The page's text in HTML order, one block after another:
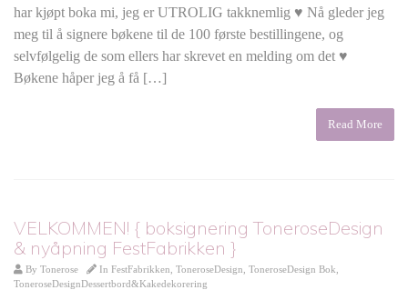
har kjøpt boka mi, jeg er UTROLIG takknemlig ♥ Nå gleder jeg
meg til å signere bøkene til de 100 første bestillingene, og
selvfølgelig de som ellers har skrevet en melding om det ♥
Bøkene håper jeg å få […]
Read More
VELKOMMEN! { boksignering ToneroseDesign
& nyåpning FestFabrikken }
By Tonerose In FestFabrikken ToneroseDesign ToneroseDesign Bok
ToneroseDesignDessertbord&Kakedekorering